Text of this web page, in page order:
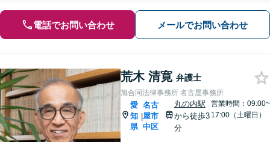
電話でお問い合わせ メールでお問い合わせ
荒木 清寛 弁護士
旭合同法律事務所 名古屋事務所
愛
知
県
|
名古
屋市
中区
丸の内駅
から徒歩3
分
営業時間：09:00~
17:00（土曜日）